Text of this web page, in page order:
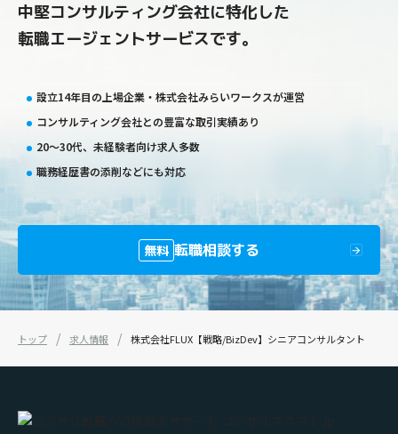
中堅コンサルティング会社に特化した
転職エージェントサービスです。
設立14年目の上場企業・株式会社みらいワークスが運営
コンサルティング会社との豊富な取引実績あり
20〜30代、未経験者向け求人多数
職務経歴書の添削などにも対応
無料 転職相談する
トップ 求人情報 株式会社FLUX【戦略/BizDev】シニアコンサルタント